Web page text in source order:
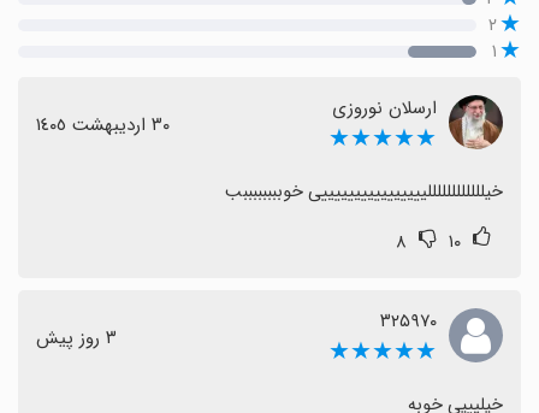
۲
۱
ارسلان نوروزی
★★★★★ ٣٠ اردیبهشت ١٤٠٥
خیللللللللللللییییییییییییییییی خوببببببببب
۱۰ ۸
۳۲۵۹۷۰
★★★★★ ٣ روز پیش
خیلیییی خوبه